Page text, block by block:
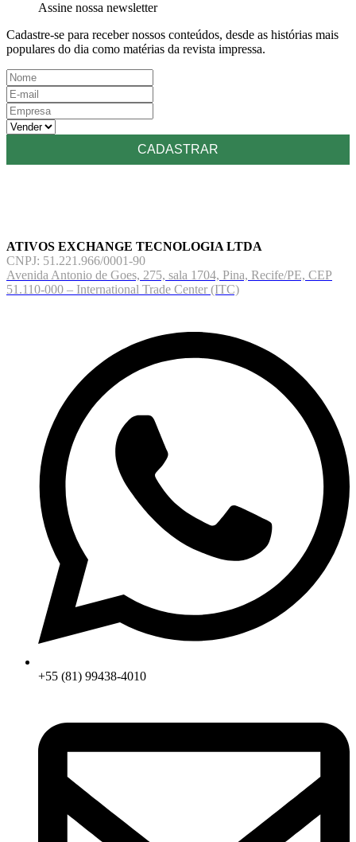
Assine nossa newsletter
Cadastre-se para receber nossos conteúdos, desde as histórias mais
populares do dia como matérias da revista impressa.
ATIVOS EXCHANGE TECNOLOGIA LTDA
CNPJ: 51.221.966/0001-90
Avenida Antonio de Goes, 275, sala 1704, Pina, Recife/PE, CEP
51.110-000 – International Trade Center (ITC)
+55 (81) 99438-4010